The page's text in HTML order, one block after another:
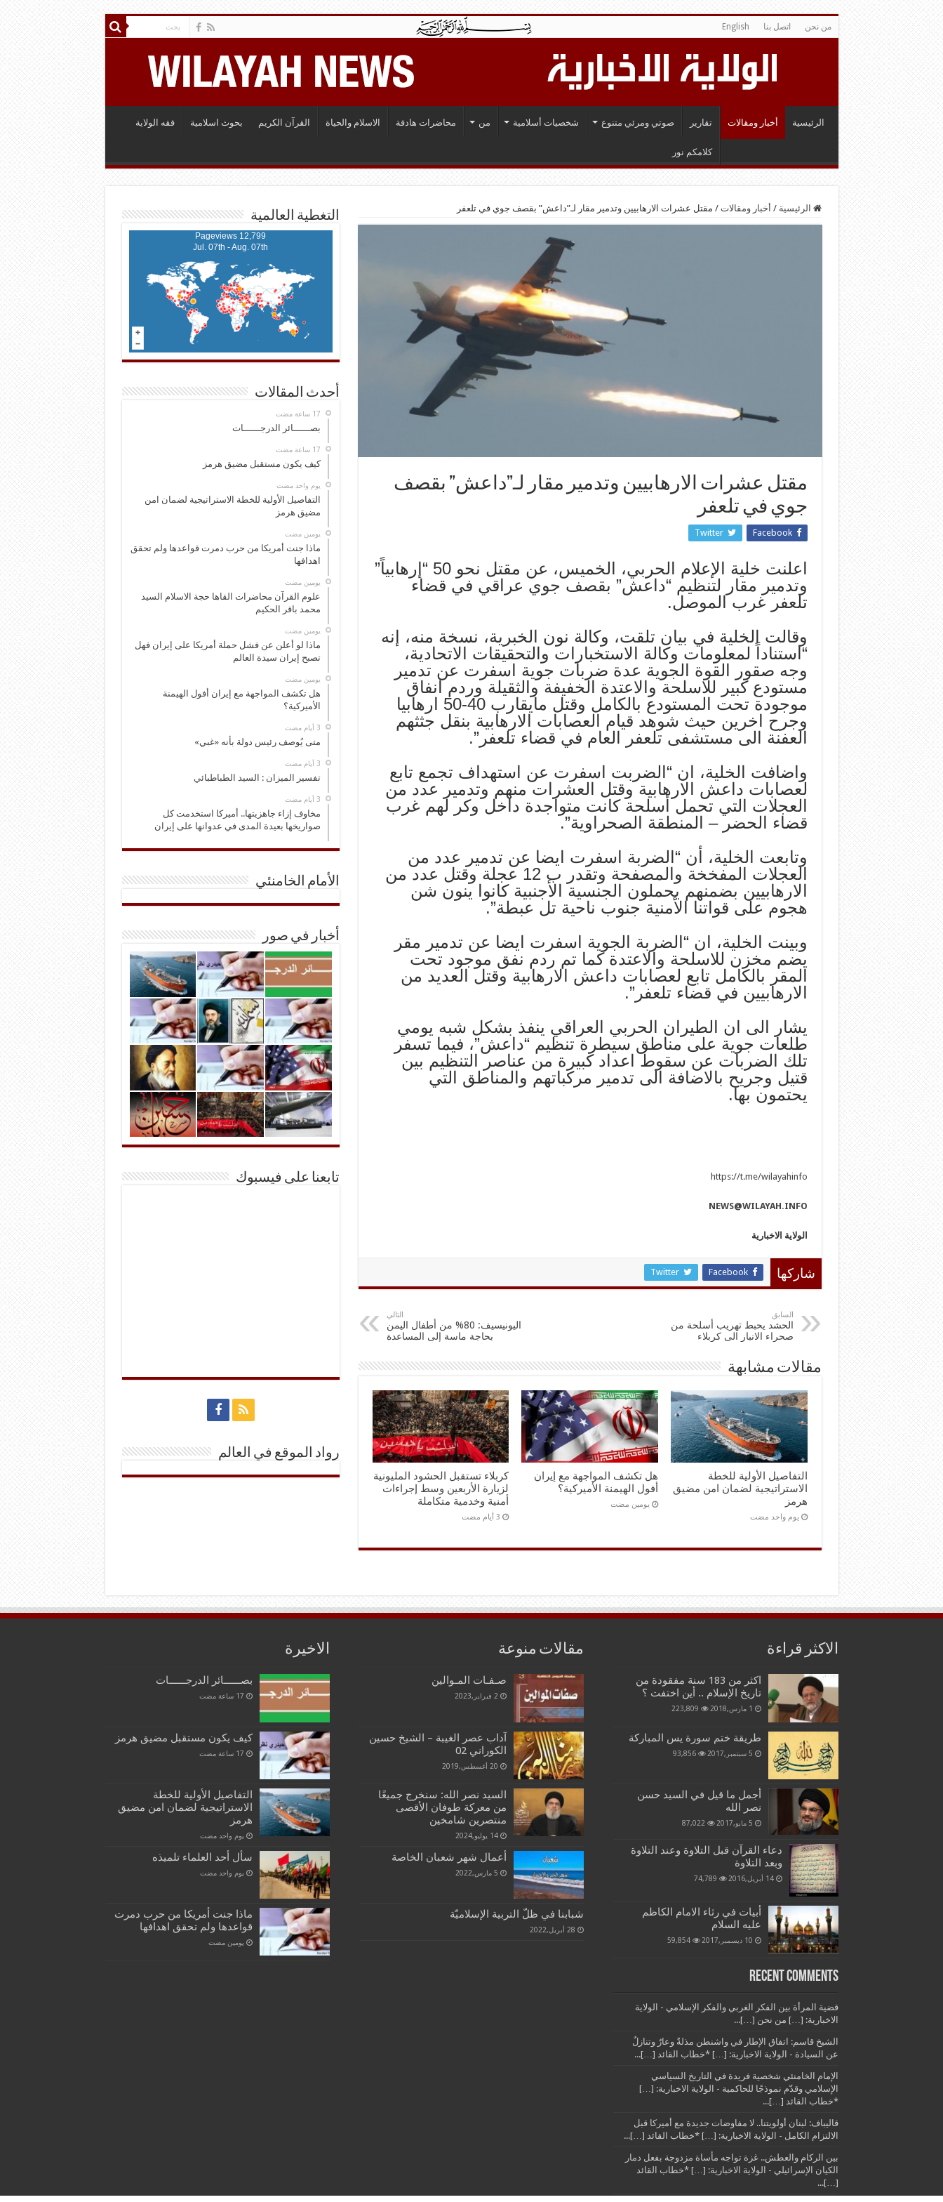
من نحن اتصل بنا English
الرئيسية أخبار ومقالات تقارير صوتي ومرئي متنوع شخصيات أسلامية من محاضرات هادفة الاسلام والحياة القرآن الكريم بحوث اسلامية فقه الولاية
كلامكم نور
الرئيسية / أخبار ومقالات / مقتل عشرات الارهابيين وتدمير مقار لـ”داعش” بقصف جوي في تلعفر
مقتل عشرات الارهابيين وتدمير مقار لـ”داعش” بقصف
جوي في تلعفر
Facebook
Twitter
اعلنت خلية الإعلام الحربي، الخميس، عن مقتل نحو 50 “إرهابياً”
وتدمير مقار لتنظيم “داعش” بقصف جوي عراقي في قضاء
تلعفر غرب الموصل.
وقالت الخلية في بيان تلقت، وكالة نون الخبرية، نسخة منه، إنه
“استناداً لمعلومات وكالة الاستخبارات والتحقيقات الاتحادية،
وجه صقور القوة الجوية عدة ضربات جوية اسفرت عن تدمير
مستودع كبير للاسلحة والاعتدة الخفيفة والثقيلة وردم انفاق
موجودة تحت المستودع بالكامل وقتل مايقارب 40-50 ارهابيا
وجرح اخرين حيث شوهد قيام العصابات الارهابية بنقل جثثهم
العفنة الى مستشفى تلعفر العام في قضاء تلعفر”.
واضافت الخلية، ان “الضربت اسفرت عن استهداف تجمع تابع
لعصابات داعش الارهابية وقتل العشرات منهم وتدمير عدد من
العجلات التي تحمل أسلحة كانت متواجدة داخل وكر لهم غرب
قضاء الحضر – المنطقة الصحراوية”.
وتابعت الخلية، أن “الضربة اسفرت ايضا عن تدمير عدد من
العجلات المفخخة والمصفحة وتقدر ب 12 عجلة وقتل عدد من
الارهابيين بضمنهم يحملون الجنسية الأجنبية كانوا ينون شن
هجوم على قواتنا الأمنية جنوب ناحية تل عبطة”.
وبينت الخلية، ان “الضربة الجوية اسفرت ايضا عن تدمير مقر
يضم مخزن للاسلحة والاعتدة كما تم ردم نفق موجود تحت
المقر بالكامل تابع لعصابات داعش الارهابية وقتل العديد من
الارهابيين في قضاء تلعفر”.
يشار الى ان الطيران الحربي العراقي ينفذ بشكل شبه يومي
طلعات جوية على مناطق سيطرة تنظيم “داعش”، فيما تسفر
تلك الضربات عن سقوط اعداد كبيرة من عناصر التنظيم بين
قتيل وجريح بالاضافة الى تدمير مركباتهم والمناطق التي
يحتمون بها.
https://t.me/wilayahinfo
NEWS@WILAYAH.INFO
الولاية الاخبارية
شاركها Facebook
Twitter
السابق
الحشد يحبط تهريب أسلحة من
صحراء الانبار الى كربلاء
التالي
اليونيسيف: 80% من أطفال اليمن
بحاجة ماسة إلى المساعدة
مقالات مشابهة
التفاصيل الأولية للخطة
الاستراتيجية لضمان امن مضيق
هرمز
‏يوم واحد مضت
هل تكشف المواجهة مع إيران
أفول الهيمنة الأميركية؟
‏يومين مضت
كربلاء تستقبل الحشود المليونية
لزيارة الأربعين وسط إجراءات
أمنية وخدمية متكاملة
التغطية العالمية
12,799 Pageviews
Jul. 07th - Aug. 07th
أحدث المقالات
بصــــــائر الدرجــــــات
كيف يكون مستقبل مضيق هرمز
‏يوم واحد مضت
التفاصيل الأولية للخطة الاستراتيجية لضمان امن
مضيق هرمز
‏يومين مضت
ماذا جنت أمريكا من حرب دمرت قواعدها ولم تحقق
اهدافها
‏يومين مضت
علوم القرآن محاضرات القاها حجة الاسلام السيد
محمد باقر الحكيم
‏يومين مضت
ماذا لو أعلن عن فشل حملة أمريكا على إيران فهل
تصبح إيران سيدة العالم
‏يومين مضت
هل تكشف المواجهة مع إيران أفول الهيمنة
الأميركية؟
متى يُوصف رئيس دولة بأنه «غبي»
تفسير الميزان : السيد الطباطبائي
مخاوف إزاء جاهزيتها.. أميركا استخدمت كل
صواريخها بعيدة المدى في عدوانها على إيران
الأمام الخامنئي
أخبار في صور
تابعنا على فيسبوك
رواد الموقع في العالم
الاكثر قراءة
اكثر من 183 سنة مفقودة من
تاريخ الإسلام .. أين اختفت ؟
1 مارس,2018 223,809
طريقة ختم سورة يس المباركة
5 سبتمبر,2017 93,856
أجمل ما قيل في السيد حسن
نصر الله
5 مايو,2017 87,022
دعاء القرآن قبل التلاوة وعند التلاوة
وبعد التلاوة
14 أبريل,2016 74,789
أبيات في رثاء الامام الكاظم
عليه السلام
10 ديسمبر,2017 59,854
Recent Comments
قضية المرأة بين الفكر الغربي والفكر الإسلامي - الولاية
الاخبارية: […] من نحن […]...
الشيخ قاسم: اتفاق الإطار في واشنطن مذلةٌ وعارٌ وتنازلٌ
عن السيادة - الولاية الاخبارية: […] *خطاب القائد […]...
الإمام الخامنئي شخصية فريدة في التاريخ السياسي
الإسلامي وقدّم نموذجًا للحاكمية - الولاية الاخبارية: […]
*خطاب القائد […]...
قاليباف: لبنان أولويتنا.. لا مفاوضات جديدة مع أميركا قبل
الالتزام الكامل - الولاية الاخبارية: […] *خطاب القائد […]...
بين الركام والعطش.. غزة تواجه مأساة مزدوجة بفعل دمار
الكيان الإسرائيلي - الولاية الاخبارية: […] *خطاب القائد
[…]...
مقالات منوعة
صـفـات المـوالين
2 فبراير,2023
آداب عصر الغيبة – الشيخ حسين
الكوراني 02
20 أغسطس,2019
السيد نصر الله: سنخرج جميعًا
من معركة طوفان الأقصى
منتصرين شامخين
14 يوليو,2024
أعمال شهر شعبان الخاصة
5 مارس,2022
شبابنا في ظلّ التربية الإسلاميّة
28 أبريل,2022
الاخيرة
بصــــــائر الدرجــــــات
كيف يكون مستقبل مضيق هرمز
التفاصيل الأولية للخطة
الاستراتيجية لضمان امن مضيق
هرمز
‏يوم واحد مضت
سأل أحد العلماء تلميذه
‏يوم واحد مضت
ماذا جنت أمريكا من حرب دمرت
قواعدها ولم تحقق اهدافها
‏يومين مضت